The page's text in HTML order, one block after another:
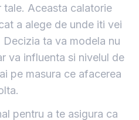
Aceasta calatorie
a alege de unde iti vei
ta va modela nu
va influenta si nivelul de
pe masura ce afacerea
pentru a te asigura ca